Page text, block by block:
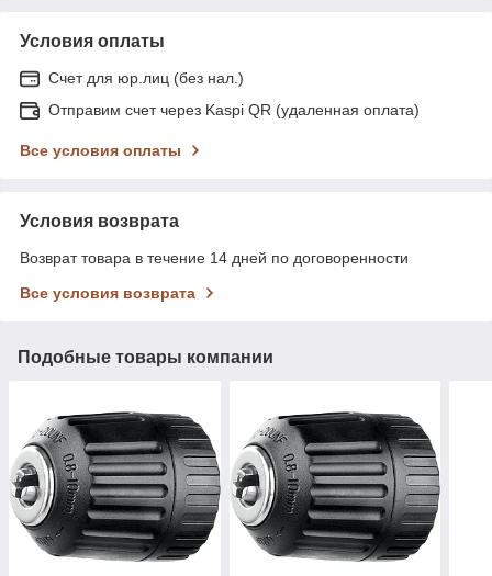
Условия оплаты
Счет для юр.лиц (без нал.)
Отправим счет через Kaspi QR (удаленная оплата)
Все условия оплаты
Условия возврата
Возврат товара в течение 14 дней по договоренности
Все условия возврата
Подобные товары компании